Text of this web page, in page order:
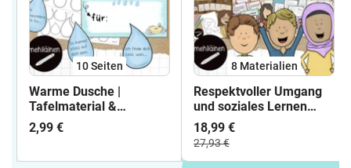
10Seiten
Warme Dusche |
Tafelmaterial &
Vorlagen
2,99 €
8 Materialien
Respektvoller Umgang
und soziales Lernen
Arbeitsblätter
#demokratiestärken
18,99 €
27,93 €